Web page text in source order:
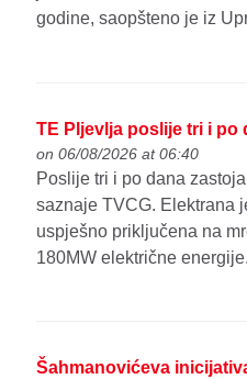
godine, saopšteno je iz
TE Pljevlja poslije tri i po
on 06/08/2026 at 06:40
Poslije tri i po dana
saznaje TVCG. Elektrana
uspješno priključena na
180MW električne energije.
Šahmanovićeva